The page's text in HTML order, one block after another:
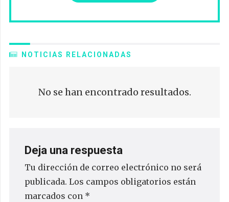
NOTICIAS RELACIONADAS
No se han encontrado resultados.
Deja una respuesta
Tu dirección de correo electrónico no será
publicada. Los campos obligatorios están
marcados con *